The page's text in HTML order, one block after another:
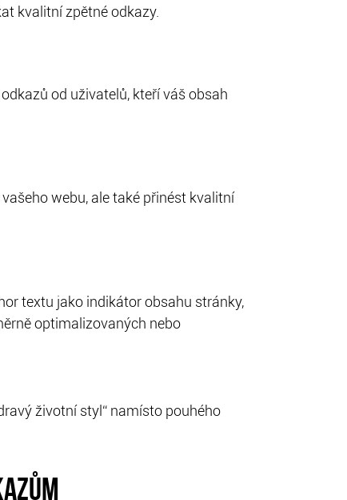
kvalitní zpětné odkazy.
od uživatelů, kteří váš obsah
webu, ale také přinést kvalitní
textu jako indikátor obsahu stránky,
optimalizovaných nebo
životní styl“ namísto pouhého